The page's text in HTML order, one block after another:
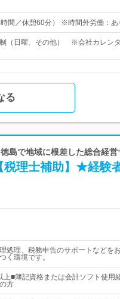
間／休憩60分） ※時間外労働：あ
制（日曜、その他） ※会社カレン
る
島で地域に根差した総合経
税理士補助】★経験
処理、税務申告のサポートなどを
く環境です。
上■簿記資格または会計ソフト使
方